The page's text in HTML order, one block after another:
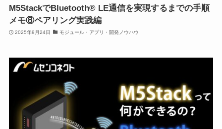
M5StackでBluetooth® LE通信を実現するまでの手順
メモ⑧ペアリング実践編
2025年9月24日 モジュール・アプリ・開発ノウハウ